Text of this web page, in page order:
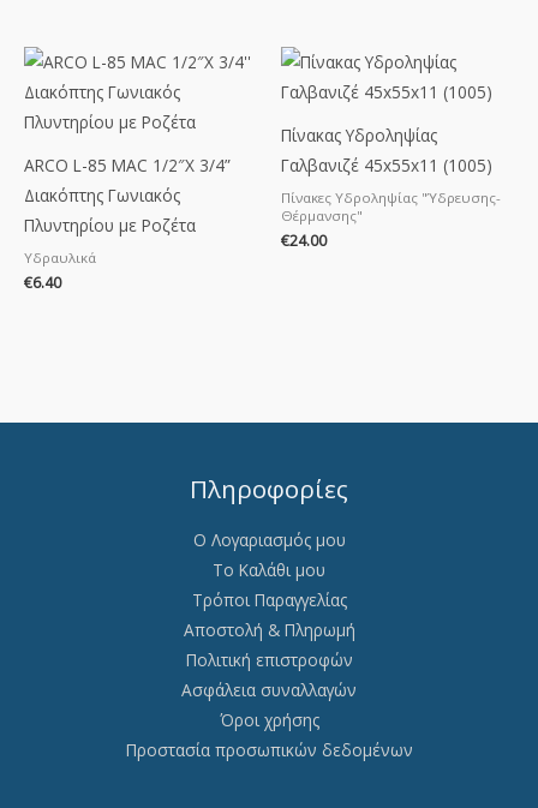
ARCO L-85 MAC 1/2″X 3/4”
Διακόπτης Γωνιακός
Πλυντηρίου με Ροζέτα
Υδραυλικά
€6.40
Πίνακας Υδροληψίας
Γαλβανιζέ 45x55x11 (1005)
Πίνακες Υδροληψίας "Ύδρευσης-
Θέρμανσης"
€24.00
Πληροφορίες
Ο Λογαριασμός μου
Το Καλάθι μου
Τρόποι Παραγγελίας
Αποστολή & Πληρωμή
Πολιτική επιστροφών
Ασφάλεια συναλλαγών
Όροι χρήσης
Προστασία προσωπικών δεδομένων